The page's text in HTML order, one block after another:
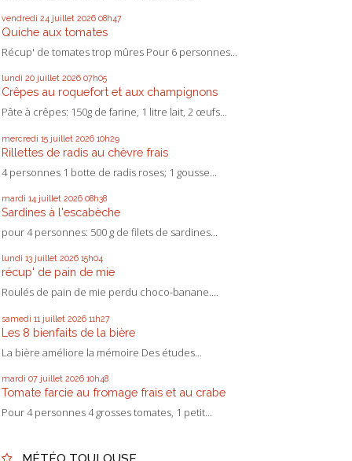
vendredi 24 juillet 2026 08h47
Quiche aux tomates
Récup' de tomates trop mûres Pour 6 personnes...
lundi 20 juillet 2026 07h05
Crêpes au roquefort et aux champignons
Pâte à crêpes: 150g de farine, 1 litre lait, 2 œufs...
mercredi 15 juillet 2026 10h29
Rillettes de radis au chèvre frais
4 personnes 1 botte de radis roses; 1 gousse...
mardi 14 juillet 2026 08h38
Sardines à l'escabèche
pour 4 personnes: 500 g de filets de sardines...
lundi 13 juillet 2026 15h04
récup' de pain de mie
Roulés de pain de mie perdu choco-banane....
samedi 11 juillet 2026 11h27
Les 8 bienfaits de la bière
La bière améliore la mémoire Des études...
mardi 07 juillet 2026 10h48
Tomate farcie au fromage frais et au crabe
Pour 4 personnes 4 grosses tomates, 1 petit...